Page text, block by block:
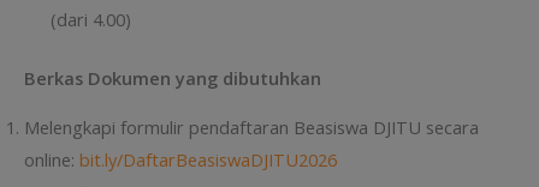
(dari 4.00)
Berkas Dokumen yang dibutuhkan
Melengkapi formulir pendaftaran Beasiswa DJITU secara
online: bit.ly/DaftarBeasiswaDJITU2026